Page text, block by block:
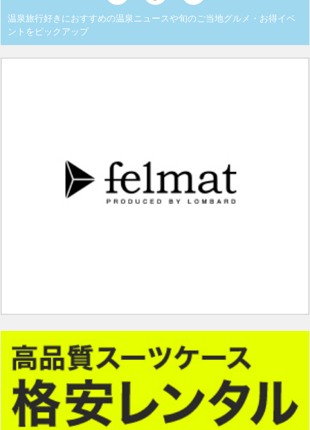
温泉旅行好きにおすすめの温泉ニュースや旬のご当地グルメ・お得イベ
ントをピックアップ